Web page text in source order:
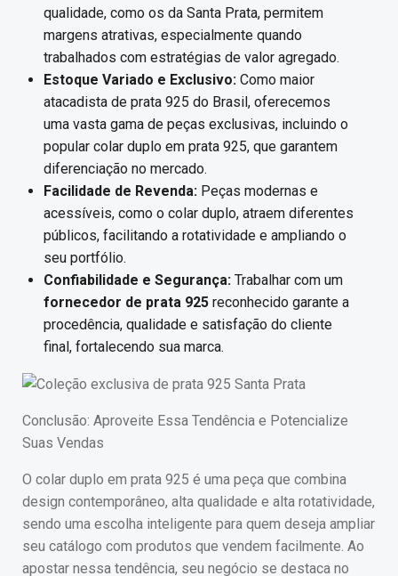
qualidade, como os da Santa Prata, permitem
margens atrativas, especialmente quando
trabalhados com estratégias de valor agregado.
Estoque Variado e Exclusivo: Como maior
atacadista de prata 925 do Brasil, oferecemos
uma vasta gama de peças exclusivas, incluindo o
popular colar duplo em prata 925, que garantem
diferenciação no mercado.
Facilidade de Revenda: Peças modernas e
acessíveis, como o colar duplo, atraem diferentes
públicos, facilitando a rotatividade e ampliando o
seu portfólio.
Confiabilidade e Segurança: Trabalhar com um
fornecedor de prata 925 reconhecido garante a
procedência, qualidade e satisfação do cliente
final, fortalecendo sua marca.
Conclusão: Aproveite Essa Tendência e Potencialize
Suas Vendas
O colar duplo em prata 925 é uma peça que combina
design contemporâneo, alta qualidade e alta rotatividade,
sendo uma escolha inteligente para quem deseja ampliar
seu catálogo com produtos que vendem facilmente. Ao
apostar nessa tendência, seu negócio se destaca no